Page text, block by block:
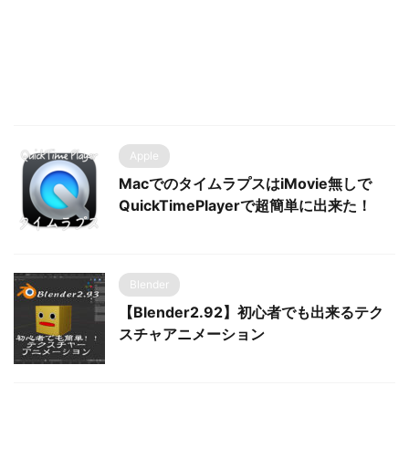
Apple
MacでのタイムラプスはiMovie無しで
QuickTimePlayerで超簡単に出来た！
Blender
【Blender2.92】初心者でも出来るテク
スチャアニメーション